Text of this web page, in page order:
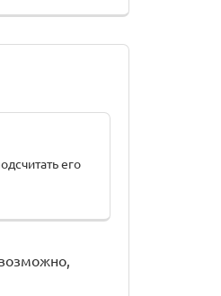
его